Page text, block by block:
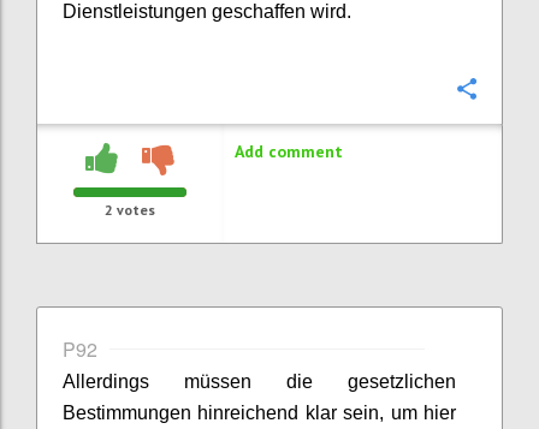
Dienstleistungen geschaffen wird.
2 votes
Add comment
P92
Allerdings müssen die gesetzlichen
Bestimmungen hinreichend klar sein, um hier